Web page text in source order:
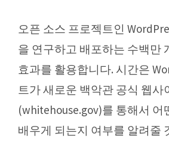
오픈 소스 프로젝트인
을 연구하고 배포하는 수백만
효과를 활용합니다. 시간은
트가 새로운 백악관 공식 웹사
(whitehouse.gov)를 통해서 어
배우게 되는지 여부를 알려줄